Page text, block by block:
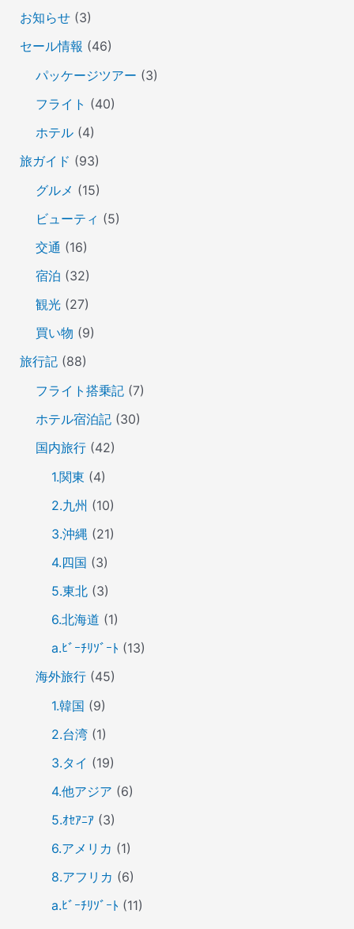
お知らせ(3)
セール情報 (46)
パッケージツアー (3)
フライト (40)
ホテル(4)
旅ガイド (93)
グルメ (15)
ビューティ (5)
交通 (16)
宿泊 (32)
観光(27)
買い物 (9)
旅行記(88)
フライト搭乗記(7)
ホテル宿泊記(30)
国内旅行(42)
1.関東 (4)
2.九州 (10)
3.沖縄(21)
4.四国 (3)
5.東北(3)
6.北海道 (1)
a.ﾋﾞｰﾁﾘｿﾞｰﾄ (13)
海外旅行(45)
1.韓国 (9)
2.台湾(1)
3.タイ (19)
4.他アジア (6)
5.ｵｾｱﾆｱ(3)
6.アメリカ (1)
8.アフリカ (6)
a.ﾋﾞｰﾁﾘｿﾞｰﾄ (11)